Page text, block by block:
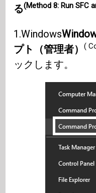
る(Method 8: Run SFC
1.Windows
プト（管理者）(
ックします。